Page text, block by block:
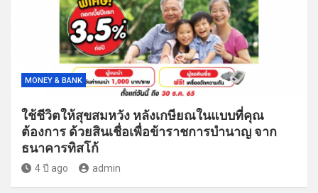
MONEY & BANK
ใช้ชีวิตให้สุขสมหวัง หลังเกษียณในแบบที่คุณ
ต้องการ ด้วยสินเชื่อเพื่อข้าราชการบำนาญ จาก
ธนาคารทิสโก้
4 ปี ago admin